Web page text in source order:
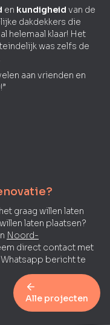
Alle projecten
en kundigheid van de
dakdekkers die
helemaal klaar! Het
was zelfs de
aan vrienden en
graag willen laten
laten plaatsen?
Noord-
direct contact met
bericht te